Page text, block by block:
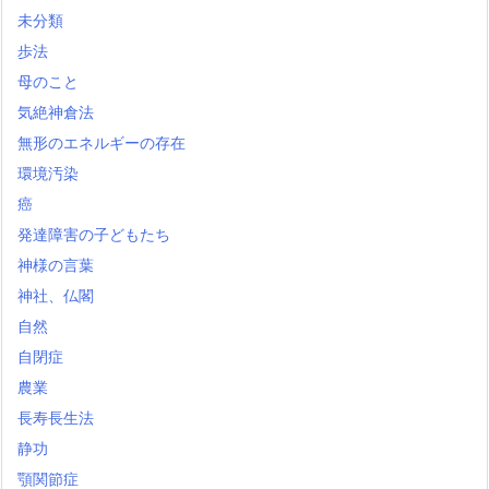
未分類
歩法
母のこと
気絶神倉法
無形のエネルギーの存在
環境汚染
癌
発達障害の子どもたち
神様の言葉
神社、仏閣
自然
自閉症
農業
長寿長生法
静功
顎関節症